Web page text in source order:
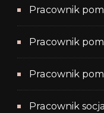
Pracownik
Pracownik
Pracownik
Pracownik